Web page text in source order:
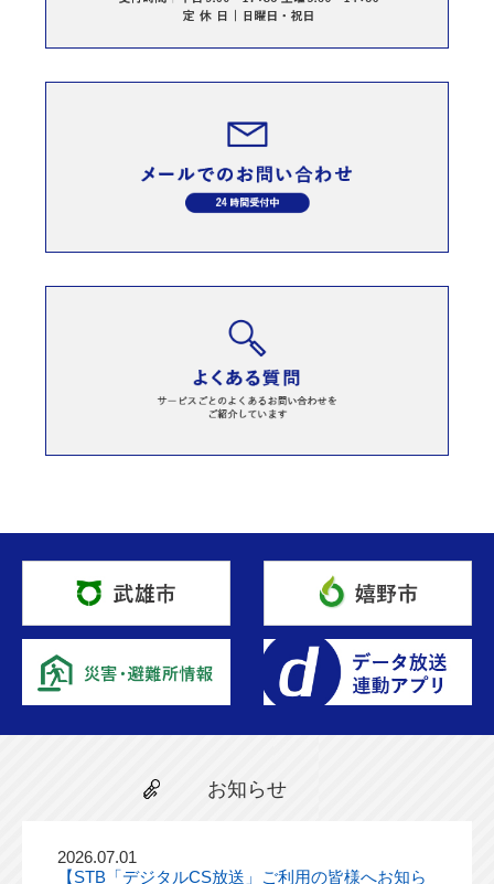
お知らせ
2026.07.01
【STB「デジタルCS放送」ご利用の皆様へお知ら